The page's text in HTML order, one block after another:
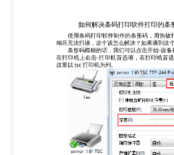
码打印软件中条形码是否设
条码软件中默认的长宽比是 0
的最佳效果，如果 没有特殊
整。 有的客户在条码软件中
长宽比就是条形码的尺寸 ，
候，都会设置。这里跟大家
就是 条宽比，是条码最窄单